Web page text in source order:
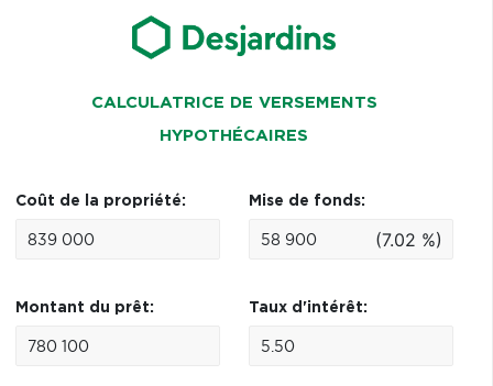
CALCULATRICE DE VERSEMENTS
HYPOTHÉCAIRES
Coût de la propriété: Mise de fonds:
(7.02 %)
Montant du prêt: Taux d'intérêt: